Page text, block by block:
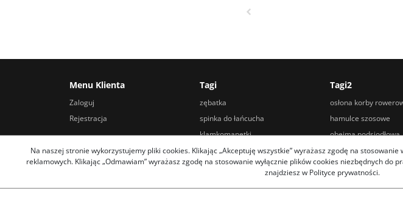
Menu Klienta
Zaloguj
Rejestracja
Tagi
zębatka
spinka do łańcucha
klamkomanetki
widelec rowerowy
sakwa podsiodłowa
Tagi2
osłona korby
hamulce szosowe
obejma podsiodłowa
hamulce
adapter kierownicy
Na naszej stronie wykorzystujemy pliki cookies. Klikając „Akceptuję wszystkie” wyrażasz zgodę na
reklamowych. Klikając „Odmawiam” wyrażasz zgodę na stosowanie wyłącznie plików cookies niezbędnych do
znajdziesz w Polityce prywatności.